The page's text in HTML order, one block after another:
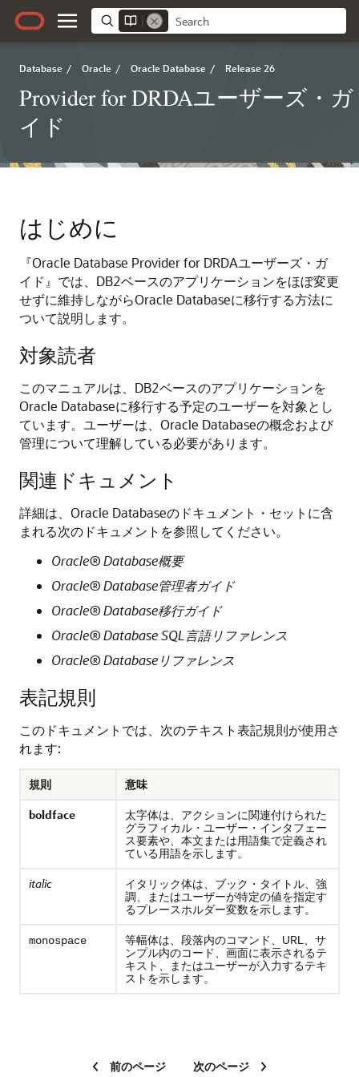
Database / Oracle / Oracle Database / Release 26
Provider for DRDAユーザーズ・ガ
イド
はじめに
『Oracle Database Provider for DRDAユーザーズ・ガ
イド』では、DB2ベースのアプリケーションをほぼ変更
せずに維持しながらOracle Databaseに移行する方法に
ついて説明します。
対象読者
このマニュアルは、DB2ベースのアプリケーションを
Oracle Databaseに移行する予定のユーザーを対象とし
ています。ユーザーは、Oracle Databaseの概念および
管理について理解している必要があります。
関連ドキュメント
詳細は、Oracle Databaseのドキュメント・セットに含
まれる次のドキュメントを参照してください。
Oracle® Database概要
Oracle® Database管理者ガイド
Oracle® Database移行ガイド
Oracle® Database SQL言語リファレンス
Oracle® Databaseリファレンス
表記規則
このドキュメントでは、次のテキスト表記規則が使用さ
れます:
規則
意味
boldface
太字体は、アクションに関連付けられた
グラフィカル・ユーザー・インタフェー
ス要素や、本文または用語集で定義され
ている用語を示します。
italic
イタリック体は、ブック・タイトル、強
調、またはユーザーが特定の値を指定す
るプレースホルダー変数を示します。
monospace
等幅体は、段落内のコマンド、URL、サ
ンプル内のコード、画面に表示されるテ
キスト、またはユーザーが入力するテキ
ストを示します。
前のページ 次のページ